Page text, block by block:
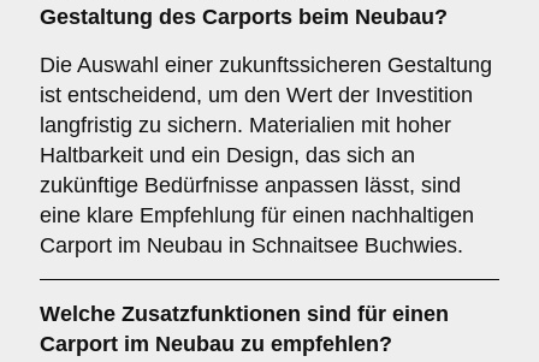
Gestaltung des Carports beim Neubau?
Die Auswahl einer zukunftssicheren Gestaltung
ist entscheidend, um den Wert der Investition
langfristig zu sichern. Materialien mit hoher
Haltbarkeit und ein Design, das sich an
zukünftige Bedürfnisse anpassen lässt, sind
eine klare Empfehlung für einen nachhaltigen
Carport im Neubau in Schnaitsee Buchwies.
Welche Zusatzfunktionen sind für einen
Carport im Neubau zu empfehlen?